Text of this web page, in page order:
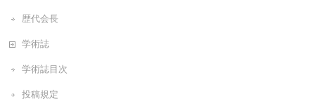
歴代会長
学術誌
学術誌目次
投稿規定